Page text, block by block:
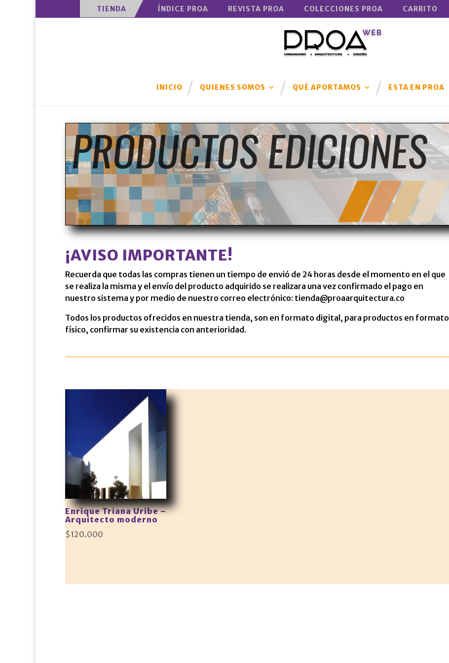
TIENDA ÍNDICE PROA REVISTA PROA COLECCIONES PROA CARRITO
INICIO QUIENES SOMOS QUÉ APORTAMOS ESTA EN PROA
¡AVISO IMPORTANTE!
Recuerda que todas las compras tienen un tiempo de envió de 24 horas desde el momento en el que
se realiza la misma y el envío del producto adquirido se realizara una vez confirmado el pago en
nuestro sistema y por medio de nuestro correo electrónico: tienda@proaarquitectura.co
Todos los productos ofrecidos en nuestra tienda, son en formato digital, para productos en formato
físico, confirmar su existencia con anterioridad.
Enrique Triana Uribe –
Arquitecto moderno
$120.000